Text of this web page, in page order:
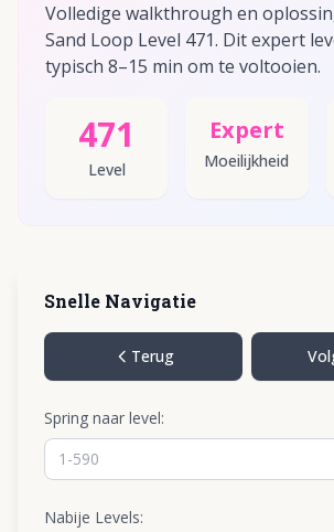
Volledige walkthrough en
Sand Loop Level 471. Dit expert
typisch 8–15 min om te voltooien.
471
Level
Expert
Moeilijkheid
Snelle Navigatie
Terug
Spring naar level:
Nabije Levels: